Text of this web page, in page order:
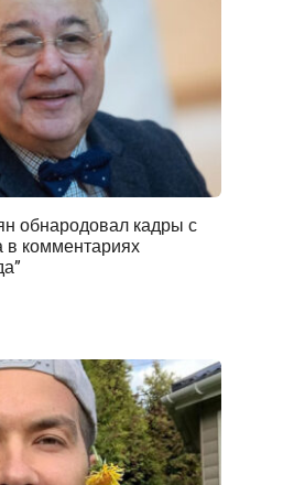
обнародовал кадры с
в комментариях